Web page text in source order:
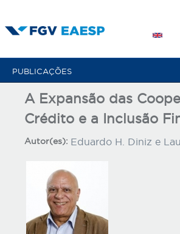
para
PUBLICAÇÕES
A Expansão das
Crédito e a Inclusão
Autor(es): Eduardo H. Diniz e